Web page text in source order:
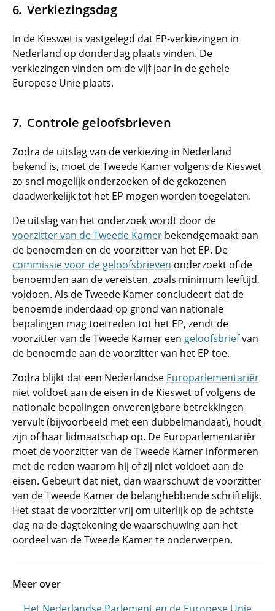
Verkiezingsdag
In de Kieswet is vastgelegd dat EP-verkiezingen in
Nederland op donderdag plaats vinden. De
verkiezingen vinden om de vijf jaar in de gehele
Europese Unie plaats.
Controle geloofsbrieven
Zodra de uitslag van de verkiezing in Nederland
bekend is, moet de Tweede Kamer volgens de Kieswet
zo snel mogelijk onderzoeken of de gekozenen
daadwerkelijk tot het EP mogen worden toegelaten.
De uitslag van het onderzoek wordt door de
voorzitter van de Tweede Kamer bekendgemaakt aan
de benoemden en de voorzitter van het EP. De
commissie voor de geloofsbrieven onderzoekt of de
benoemden aan de vereisten, zoals minimum leeftijd,
voldoen. Als de Tweede Kamer concludeert dat de
benoemde inderdaad op grond van nationale
bepalingen mag toetreden tot het EP, zendt de
voorzitter van de Tweede Kamer een geloofsbriefvan
de benoemde aan de voorzitter van het EP toe.
Zodra blijkt dat een Nederlandse Europarlementariër
niet voldoet aan de eisen in de Kieswet of volgens de
nationale bepalingen onverenigbare betrekkingen
vervult (bijvoorbeeld met een dubbelmandaat), houdt
zijn of haar lidmaatschap op. De Europarlementariër
moet de voorzitter van de Tweede Kamer informeren
met de reden waarom hij of zij niet voldoet aan de
eisen. Gebeurt dat niet, dan waarschuwt de voorzitter
van de Tweede Kamer de belanghebbende schriftelijk.
Het staat de voorzitter vrij om uiterlijk op de achtste
dag na de dagtekening de waarschuwing aan het
oordeel van de Tweede Kamer te onderwerpen.
Meer over